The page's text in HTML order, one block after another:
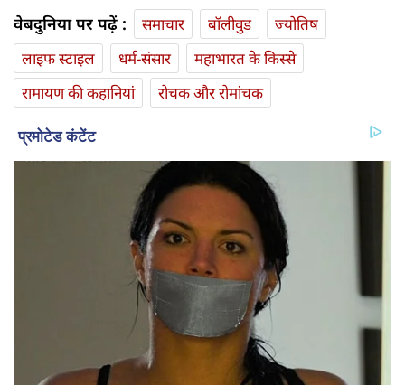
वेबदुनिया पर पढ़ें : समाचार बॉलीवुड
ज्योतिष
लाइफ स्‍टाइल
धर्म-संसार
महाभारत के किस्से
रामायण की कहानियां
रोचक और रोमांचक